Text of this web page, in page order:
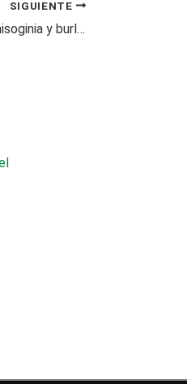
SIGUIENTE
CNE formularía cargos contra Matador por misoginia y burlas a Paloma Valencia.